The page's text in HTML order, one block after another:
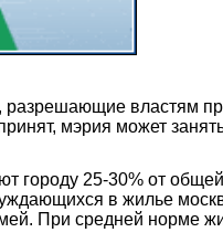
властям
мэрия может
городу 25-30% от
в жилье
При средней норме